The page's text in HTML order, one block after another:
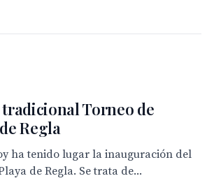
Torneo de
Regla
ha tenido lugar la inauguración del
de Regla. Se trata de...